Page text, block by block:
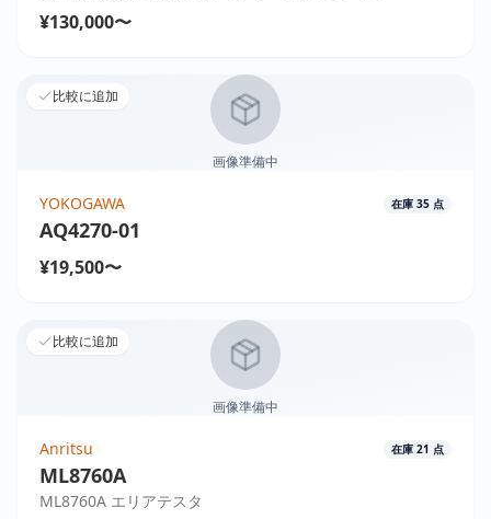
¥130,000〜
比較に追加
画像準備中
YOKOGAWA 在庫 35 点
AQ4270-01
¥19,500〜
比較に追加
画像準備中
Anritsu 在庫 21 点
ML8760A
ML8760A エリアテスタ